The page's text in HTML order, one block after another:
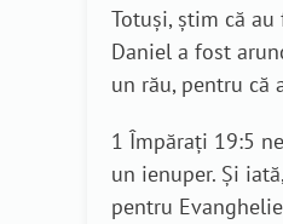
Totuși, știm că
Daniel a fost
un rău, pentru că
1 Împărați 19:5
un ienuper. Şi
pentru